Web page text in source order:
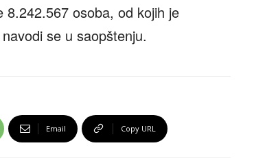
osoba, od kojih je
se u saopštenju.
Email Copy URL